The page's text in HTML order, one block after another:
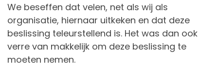
We beseffen dat velen, net als wij als
organisatie, hiernaar uitkeken en dat deze
beslissing teleurstellend is. Het was dan ook
verre van makkelijk om deze beslissing te
moeten nemen.